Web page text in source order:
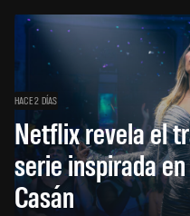
HACE 2 DÍAS
Netflix revela el
serie inspirada
Casán